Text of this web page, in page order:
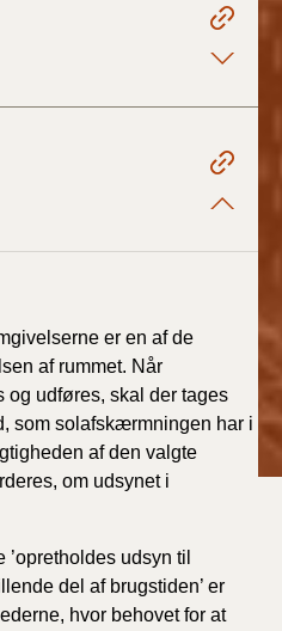
er en af de
af rummet. Når
udføres, skal der tages
som solafskærmningen har i
af den valgte
om udsynet i
udsyn til
del af brugstiden’ er
hvor behovet for at